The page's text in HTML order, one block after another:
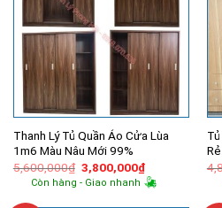
Thanh Lý Tủ Quần Áo Cửa Lùa
1m6 Màu Nâu Mới 99%
5,600,000₫ Giá
gốc
là:
3,800,000₫Giá
hiện
tại
Còn hàng - Giao nhanh